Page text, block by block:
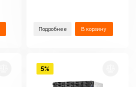
Подробнее В корзину
5%